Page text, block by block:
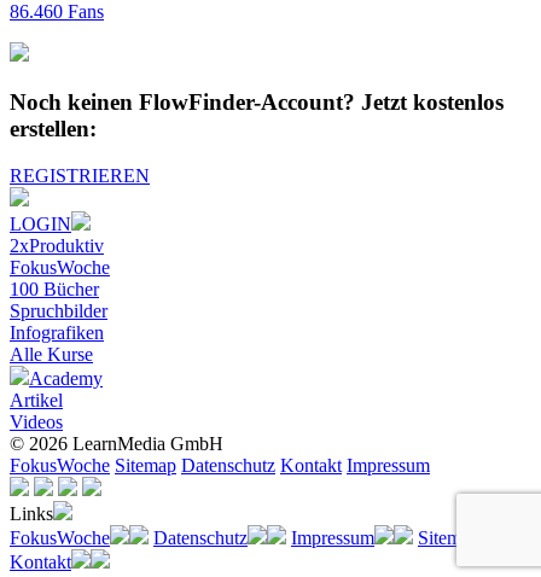
86.460 Fans
Noch keinen FlowFinder-Account? Jetzt kostenlos
erstellen:
REGISTRIEREN
LOGIN
2xProduktiv
FokusWoche
100 Bücher
Spruchbilder
Infografiken
Alle Kurse
Academy
Artikel
Videos
© 2026 LearnMedia GmbH
FokusWoche Sitemap Datenschutz Kontakt Impressum
Links
FokusWoche
Datenschutz Impressum
Sitemap
Kontakt